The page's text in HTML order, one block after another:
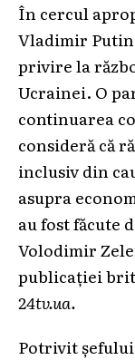
În cercul
Vladimir
privire la
Ucrainei. O
continuarea
consideră că
inclusiv din
asupra
au fost făcute
Volodimir
publicației
24tv.ua.
Potrivit